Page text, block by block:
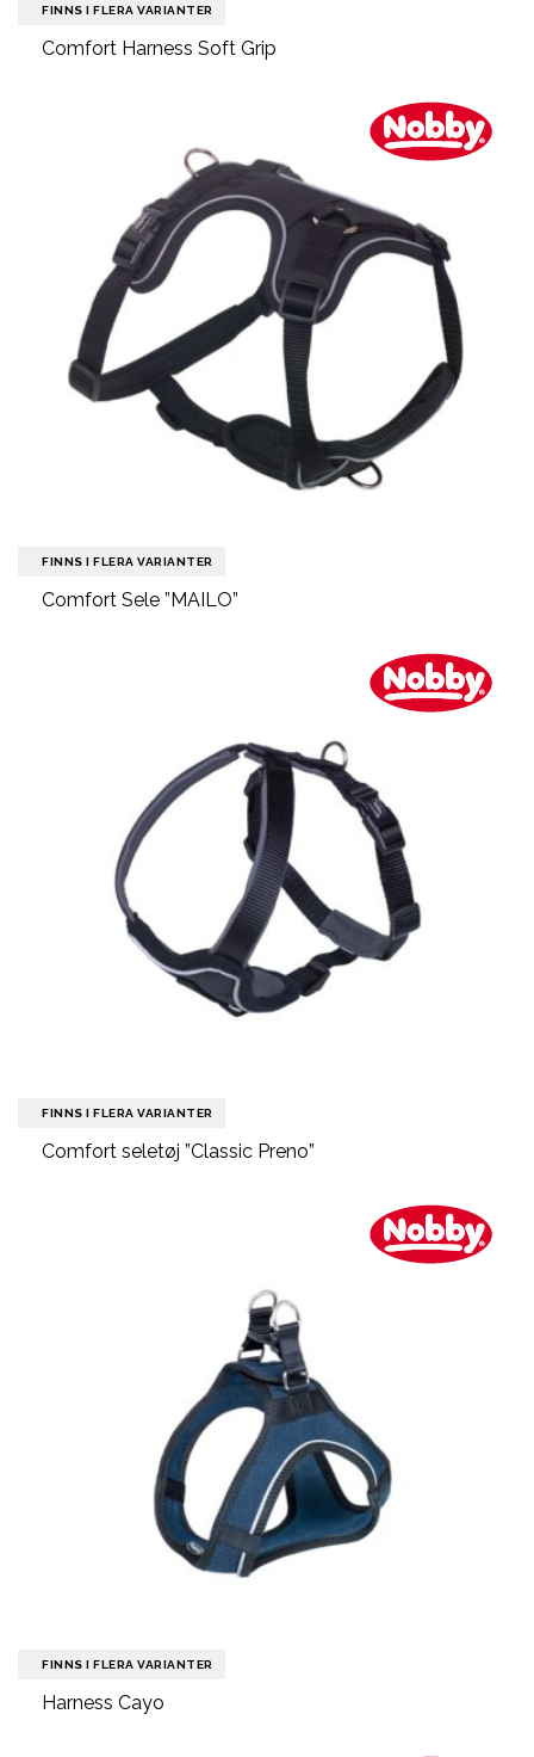
FINNS I FLERA VARIANTER
Comfort Harness Soft Grip
FINNS I FLERA VARIANTER
Comfort Sele ”MAILO”
FINNS I FLERA VARIANTER
Comfort seletøj ”Classic Preno”
FINNS I FLERA VARIANTER
Harness Cayo